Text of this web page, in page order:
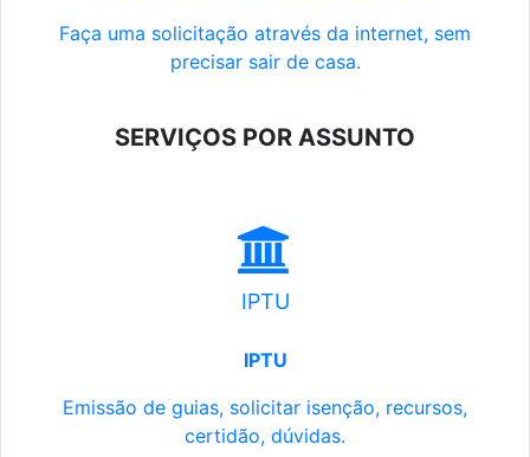
Faça uma solicitação através da internet, sem
precisar sair de casa.
SERVIÇOS POR ASSUNTO
IPTU
IPTU
Emissão de guias, solicitar isenção, recursos,
certidão, dúvidas.